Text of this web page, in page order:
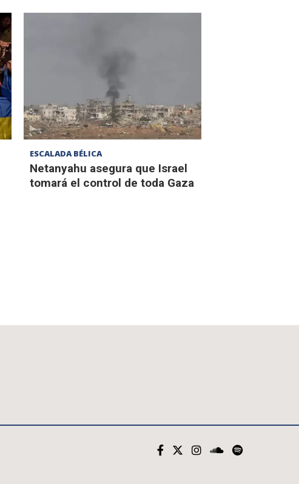
ESCALADA BÉLICA
Netanyahu asegura que Israel
tomará el control de toda Gaza